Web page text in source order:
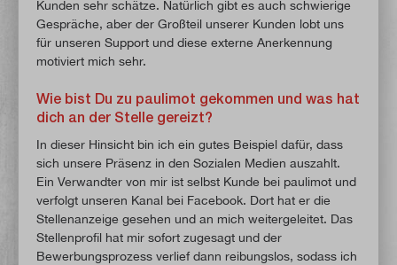
Kunden sehr schätze. Natürlich gibt es auch schwierige
Gespräche, aber der Großteil unserer Kunden lobt uns
für unseren Support und diese externe Anerkennung
motiviert mich sehr.
Wie bist Du zu paulimot gekommen und was hat
dich an der Stelle gereizt?
In dieser Hinsicht bin ich ein gutes Beispiel dafür, dass
sich unsere Präsenz in den Sozialen Medien auszahlt.
Ein Verwandter von mir ist selbst Kunde bei paulimot und
verfolgt unseren Kanal bei Facebook. Dort hat er die
Stellenanzeige gesehen und an mich weitergeleitet. Das
Stellenprofil hat mir sofort zugesagt und der
Bewerbungsprozess verlief dann reibungslos, sodass ich